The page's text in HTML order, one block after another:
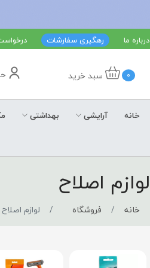
درباره ما رهگیری سفارشات
0 سبد خرید
خانه آرایشی بهداشتی
لوازم اصلاح
خانه فروشگاه لوازم اصلاح